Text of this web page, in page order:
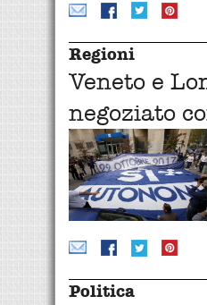
Regioni
Veneto e
negoziato
Politica